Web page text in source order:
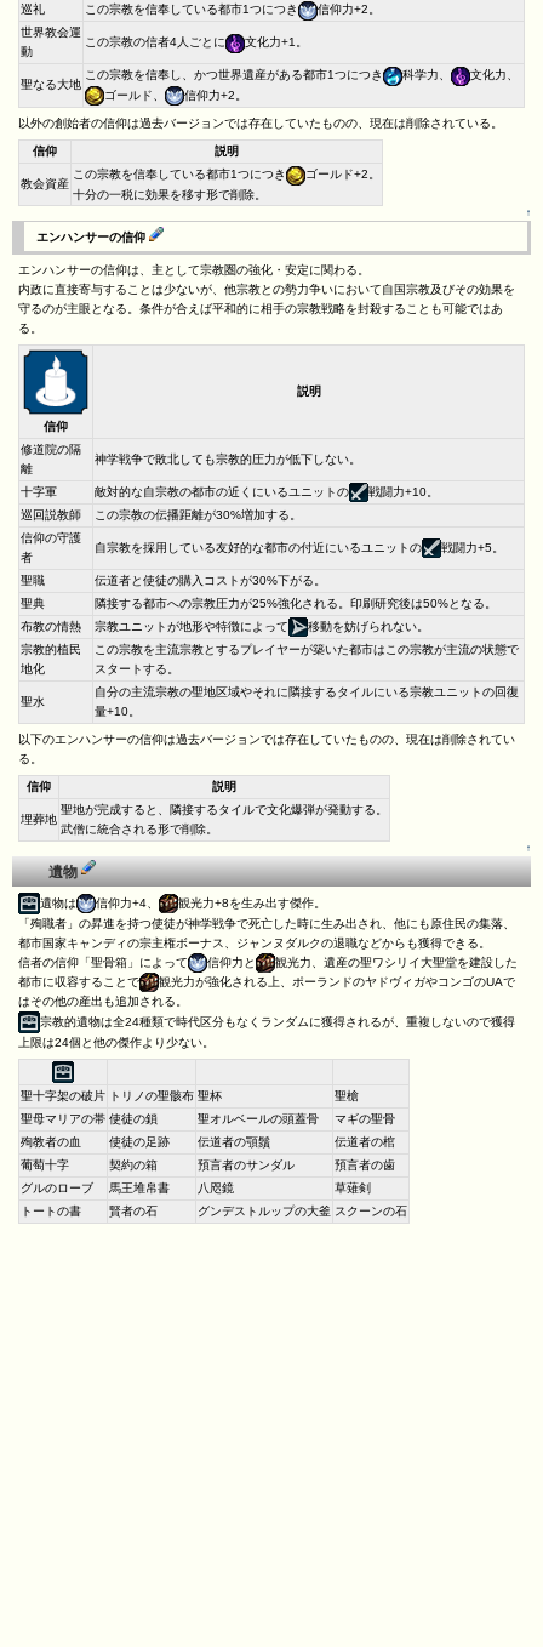
巡礼 この宗教を信奉している都市1つにつき
信仰力+2。
世界教会運
動
この宗教の信者4人ごとに 文化力+1。
聖なる大地
この宗教を信奉し、かつ世界遺産がある都市1つにつき 科学力、
文化力、
ゴールド、
信仰力+2。
以外の創始者の信仰は過去バージョンでは存在していたものの、現在は削除されている。
信仰 説明
教会資産
この宗教を信奉している都市1つにつき
ゴールド+2。
十分の一税に効果を移す形で削除。
↑
エンハンサーの信仰
エンハンサーの信仰は、主として宗教圏の強化・安定に関わる。
内政に直接寄与することは少ないが、他宗教との勢力争いにおいて自国宗教及びその効果を
守るのが主眼となる。条件が合えば平和的に相手の宗教戦略を封殺することも可能ではあ
る。
信仰
説明
修道院の隔
離
神学戦争で敗北しても宗教的圧力が低下しない。
十字軍 敵対的な自宗教の都市の近くにいるユニットの
戦闘力+10。
巡回説教師
この宗教の伝播距離が30%増加する。
信仰の守護
者
自宗教を採用している友好的な都市の付近にいるユニットの 戦闘力+5。
聖職
伝道者と使徒の購入コストが30%下がる。
聖典
隣接する都市への宗教圧力が25%強化される。印刷研究後は50%となる。
布教の情熱
宗教ユニットが地形や特徴によって
移動を妨げられない。
宗教的植民
地化
この宗教を主流宗教とするプレイヤーが築いた都市はこの宗教が主流の状態で
スタートする。
聖水
自分の主流宗教の聖地区域やそれに隣接するタイルにいる宗教ユニットの回復
量+10。
以下のエンハンサーの信仰は過去バージョンでは存在していたものの、現在は削除されてい
る。
信仰 説明
埋葬地
聖地が完成すると、隣接するタイルで文化爆弾が発動する。
武僧に統合される形で削除。
↑
遺物
遺物は 信仰力+4、
観光力+8を生み出す傑作。
「殉職者」の昇進を持つ使徒が神学戦争で死亡した時に生み出され、他にも原住民の集落、
都市国家キャンディの宗主権ボーナス、ジャンヌダルクの退職などからも獲得できる。
信者の信仰「聖骨箱」によって
信仰力と
観光力、遺産の聖ワシリイ大聖堂を建設した
都市に収容することで
観光力が強化される上、ポーランドのヤドヴィガやコンゴのUAで
はその他の産出も追加される。
宗教的遺物は全24種類で時代区分もなくランダムに獲得されるが、重複しないので獲得
上限は24個と他の傑作より少ない。
聖十字架の破片 トリノの聖骸布 聖杯
聖槍
聖母マリアの帯 使徒の鎖 聖オルベールの頭蓋骨
マギの聖骨
殉教者の血
使徒の足跡 伝道者の顎鬚
伝道者の棺
葡萄十字
契約の箱 預言者のサンダル
預言者の歯
グルのローブ
馬王堆帛書 八咫鏡
草薙剣
トートの書
賢者の石 グンデストルップの大釜 スクーンの石